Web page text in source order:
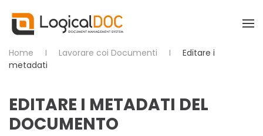
Skip to main content
Home Lavorare coi Documenti
Editare i
metadati
EDITARE I METADATI DEL
DOCUMENTO